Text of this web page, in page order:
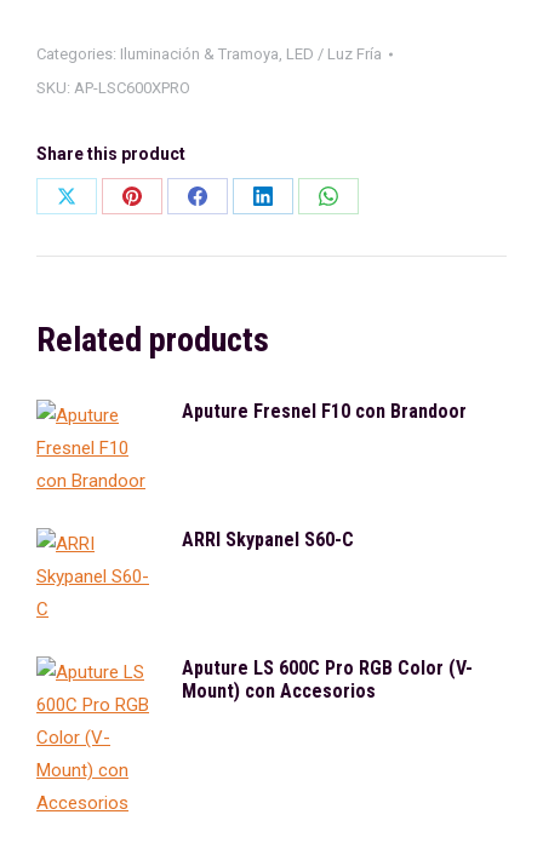
Categories: Iluminación & Tramoya, LED / Luz Fría
SKU: AP-LSC600XPRO
Share this product
Share
Share
Share
Share
Share
Related products
Aputure Fresnel F10 con Brandoor
ARRI Skypanel S60-C
Aputure LS 600C Pro RGB Color (V-
Mount) con Accesorios